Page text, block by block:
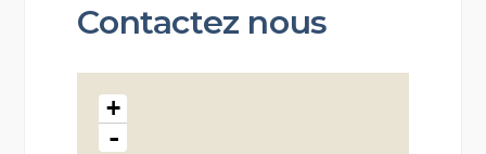
Contactez nous
+
-